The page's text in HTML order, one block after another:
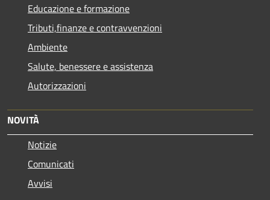
Educazione e formazione
Tributi,finanze e contravvenzioni
Ambiente
Salute, benessere e assistenza
Autorizzazioni
NOVITÀ
Notizie
Comunicati
Avvisi